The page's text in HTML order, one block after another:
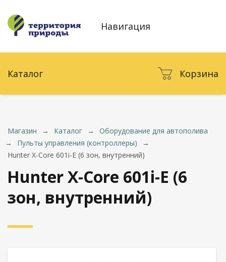
Навигация
Каталог Корзина
Магазин → Каталог →
Оборудование для автополива
→
Пульты управления (контроллеры)
→
Hunter X-Core 601i-E (6 зон, внутренний)
Hunter X-Core 601i-E (6
зон, внутренний)